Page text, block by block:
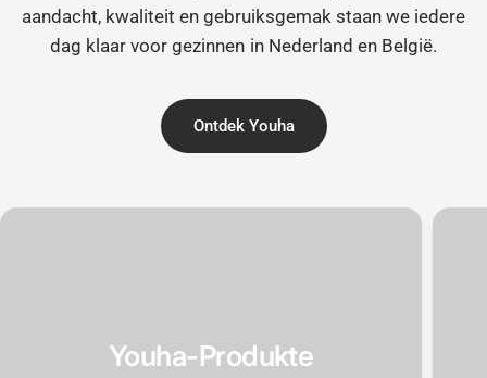
aandacht, kwaliteit en gebruiksgemak staan we iedere
dag klaar voor gezinnen in Nederland en België.
Ontdek Youha
Youha-Produkte